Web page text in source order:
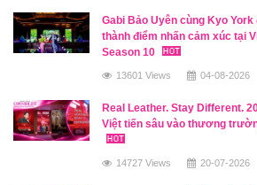
Gabi Bảo Uyên cùng Kyo
thành điểm nhấn cảm xúc tại
Season 10
13601 Views 04-08-2026
Real Leather. Stay Different.
Việt tiến sâu vào thương
14727 Views 20-07-2026